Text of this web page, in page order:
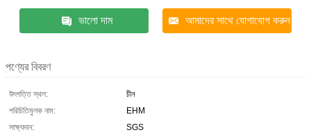
ভালো দাম আমাদের সাথে যোগাযোগ করুন
পণ্যের বিবরণ
উৎপত্তি স্থল:
চীন
পরিচিতিমুলক নাম:
EHM
সাক্ষ্যদান:
SGS